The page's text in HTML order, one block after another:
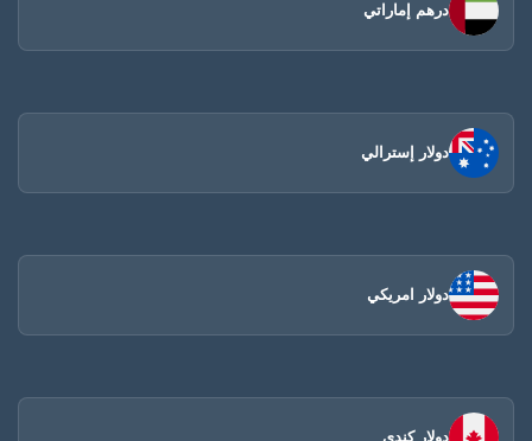
درهم إماراتي
دولار إسترالي
دولار امريكي
دولار كندي